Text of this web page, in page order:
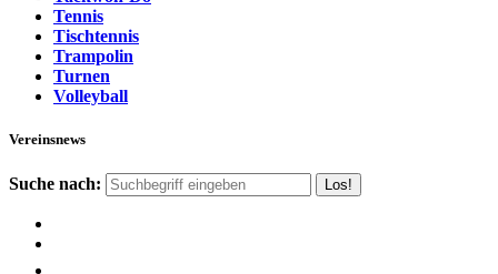
Tennis
Tischtennis
Trampolin
Turnen
Volleyball
Vereinsnews
Suche nach: